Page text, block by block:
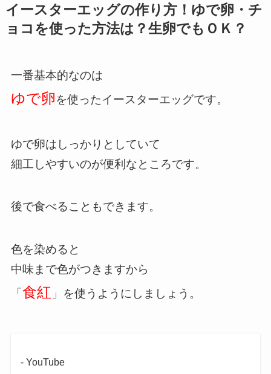
イースターエッグの作り方！ゆで卵・チ
ョコを使った方法は？生卵でもＯＫ？
一番基本的なのは
ゆで卵を使ったイースターエッグです。
ゆで卵はしっかりとしていて
細工しやすいのが便利なところです。
後で食べることもできます。
色を染めると
中味まで色がつきますから
「 食紅 」を使うようにしましょう。
- YouTube